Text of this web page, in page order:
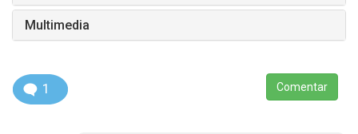
Multimedia
1 Comentar